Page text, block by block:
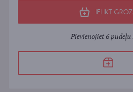
IELIKT
Pievienojiet 6 pudeļu